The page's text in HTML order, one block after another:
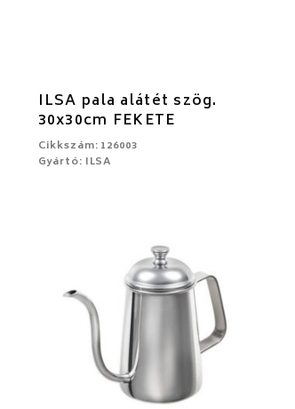
ILSA pala alátét szög.
30x30cm FEKETE
Cikkszám: 126003
Gyártó: ILSA